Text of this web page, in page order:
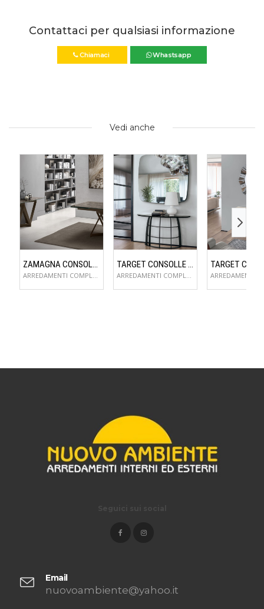
Contattaci per qualsiasi informazione
Chiamaci Whastsapp
Vedi anche
ZAMAGNA CONSOLLE FLAME
ARREDAMENTI COMPLEMENTI D'ARREDO
TARGET CONSOLLE COSMOS
ARREDAMENTI COMPLEMENTI D'ARREDO
Email
nuovoambiente@yahoo.it